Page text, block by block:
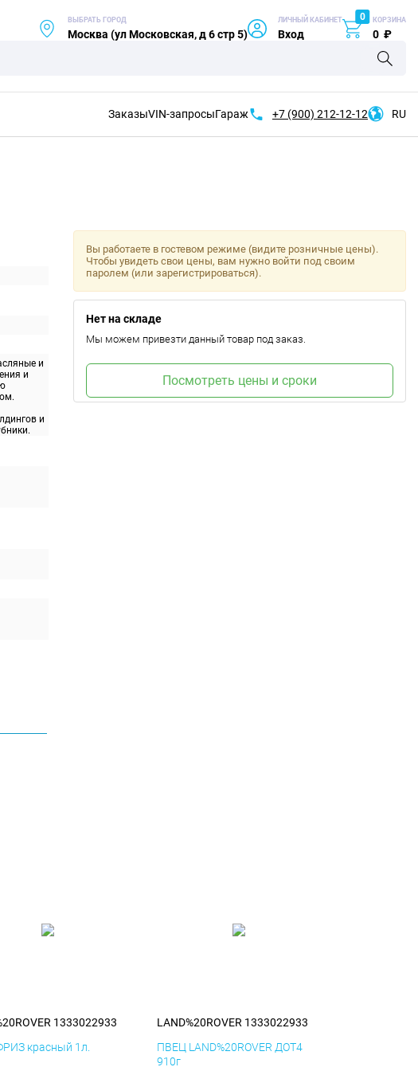
ВЫБРАТЬ ГОРОД
Москва (ул Московская, д 6 стр 5)
ЛИЧНЫЙ КАБИНЕТ
Вход
0 КОРЗИНА
0 ₽
ЗаказыVIN-запросыГараж +7 (900) 212-12-12 RU
и
и
и
Вы работаете в гостевом режиме (видите розничные цены).
Чтобы увидеть свои цены, вам нужно войти под своим
паролем (или зарегистрироваться).
Нет на складе
Мы можем привезти данный товар под заказ.
Посмотреть цены и сроки
1333022933
красный 1л.
LAND%20ROVER 1333022933
ПВЕЦ LAND%20ROVER ДОТ4
910г